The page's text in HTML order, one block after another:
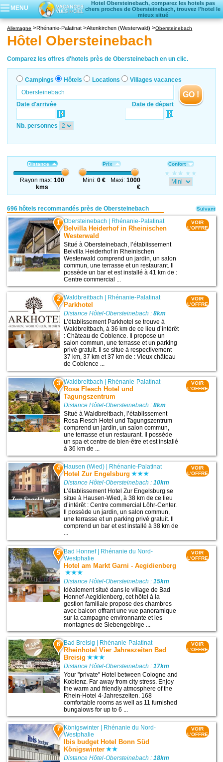
MENU
Hotel Obersteinebach, comparez les hotels pas
chers proches de Obersteinebach, trouvez l'hotel le
mieux situé
Hôtels
Locations vacances
Villages vacances
Allemagne Rhénanie-Palatinat Altenkirchen (Westerwald) Obersteinebach
Hôtel Obersteinebach
Comparez les offres d'hotels près de Obersteinebach en un clic.
Campings Hôtels Locations Villages vacances
Date d'arrivée Date de départ
GO !
Nb. personnes
Distance
Rayon max:100
kms
Prix
Mini: 0 € Maxi:1000
€
Confort
696 hôtels recommandés près de Obersteinebach
1 Obersteinebach | Rhénanie-Palatinat
Belvilla Heiderhof in Rheinischen
Westerwald
Situé à Obersteinebach, l’établissement
Belvilla Heiderhof in Rheinischen
Westerwald comprend un jardin, un salon
commun, une terrasse et un restaurant. Il
possède un bar et est installé à 41 km de :
Centre commercial ...
VOIR
L'OFFRE
2 Waldbreitbach Rhénanie-Palatinat
Parkhotel
Distance Hôtel-Obersteinebach :8km
L’établissement Parkhotel se trouve à
Waldbreitbach, à 36 km de ce lieu d’intérêt
: Château de Coblence. Il propose un
salon commun, une terrasse et un parking
privé gratuit. Il se situe à respectivement
37 km, 37 km et 37 km de : Vieux château
de Coblence ...
VOIR
L'OFFRE
3 Waldbreitbach Rhénanie-Palatinat
Rosa Flesch Hotel und
Tagungszentrum
Distance Hôtel-Obersteinebach :8km
Situé à Waldbreitbach, l’établissement
Rosa Flesch Hotel und Tagungszentrum
comprend un jardin, un salon commun,
une terrasse et un restaurant. Il possède
un spa et centre de bien-être et est installé
à 36 km de ...
VOIR
L'OFFRE
4 Hausen (Wied) Rhénanie-Palatinat
Hotel Zur Engelsburg
Distance Hôtel-Obersteinebach :10km
L’établissement Hotel Zur Engelsburg se
situe à Hausen-Wied, à 38 km de ce lieu
d’intérêt : Centre commercial Löhr-Center.
Il possède un jardin, un salon commun,
une terrasse et un parking privé gratuit. Il
comprend un bar et est installé à 38 km de
...
VOIR
L'OFFRE
5 Bad Honnef| Rhénanie du Nord-
Westphalie
Hotel am Markt Garni - Aegidienberg
Distance Hôtel-Obersteinebach :15km
Idéalement situé dans le village de Bad
Honnef-Aegidienberg, cet hôtel à la
gestion familiale propose des chambres
avec balcon offrant une vue panoramique
sur la campagne environnante et les
montagnes de Siebengebirge ...
VOIR
L'OFFRE
6 Bad Breisig | Rhénanie-Palatinat
Rheinhotel Vier Jahreszeiten Bad
Breisig
Distance Hôtel-Obersteinebach :17km
Your "private" Hotel between Cologne and
Koblenz. Far away from city stress. Enjoy
the warm and friendly atmosphere of the
Rhein-Hotel 4-Jahreszeiten. 168
comfortable rooms as well as 11 furnished
bungalows for up to 6 ...
VOIR
L'OFFRE
7 Königswinter
Rhénanie du Nord-
Westphalie
Ibis budget Hotel Bonn Süd
Königswinter
Distance Hôtel-Obersteinebach :18km
VOIR
L'OFFRE
Suivant